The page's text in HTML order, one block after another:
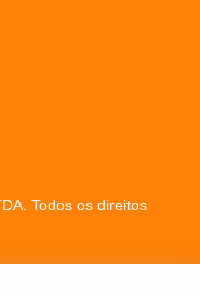
Todos os direitos